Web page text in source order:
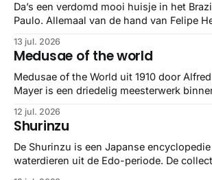
minstens
Da’s een verdomd mooi huisje in het
Paulo. Allemaal van de hand van Felipe
13 jul. 2026
Medusae of the world
Medusae of the World uit 1910 door
Mayer is een driedelig meesterwerk
gedetailleerd overzicht van
taxonomie. Het boek staat bekend om de combinatie van
strikte wetenschap met prachtige,
illustraties en kleurendrukplaten van
12 jul. 2026
Shurinzu
De Shurinzu is een Japanse
waterdieren uit de Edo-periode. De